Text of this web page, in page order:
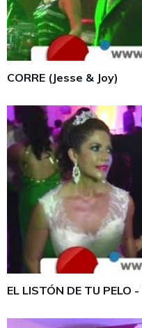
CORRE (Jesse & Joy)
EL LISTÓN DE TU PELO